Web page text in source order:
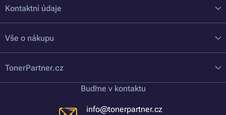
Kontaktní údaje
Vše o nákupu
TonerPartner.cz
Buďme v kontaktu
info@tonerpartner.cz